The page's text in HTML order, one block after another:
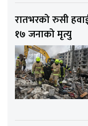
रातभरको रुसी
१७ जनाको मृत्यु